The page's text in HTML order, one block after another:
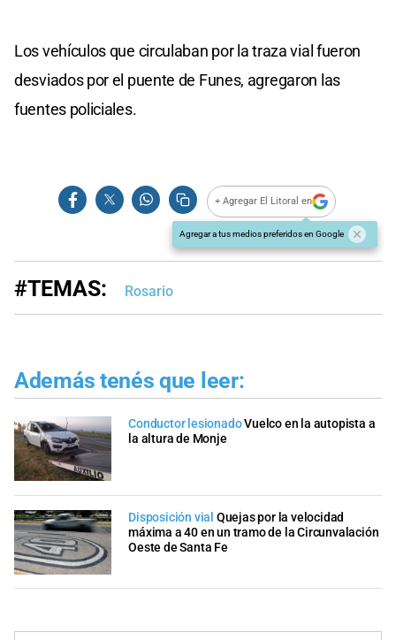
Los vehículos que circulaban por la traza vial fueron
desviados por el puente de Funes, agregaron las
fuentes policiales.
+ Agregar El Litoral en
Agregar a tus medios preferidos en Google
#TEMAS: Rosario
Además tenés que leer:
Conductor lesionadoVuelco en la autopista a
la altura de Monje
Disposición vial Quejas por la velocidad
máxima a 40 en un tramo de la Circunvalación
Oeste de Santa Fe